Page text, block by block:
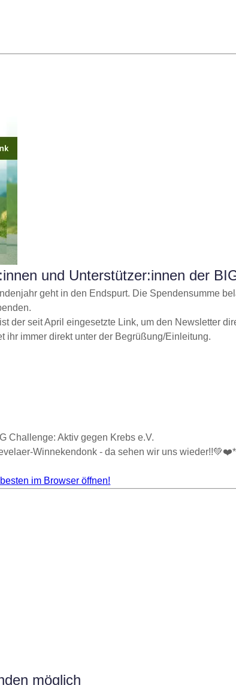
und Unterstützer:innen der
geht in den Endspurt. Die Spendensumme
der seit April eingesetzte Link, um den Newsletter
immer direkt unter der Begrüßung/Einleitung.
Challenge: Aktiv gegen Krebs e.V.
Winnekendonk - da sehen wir uns
im Browser öffnen!
möglich